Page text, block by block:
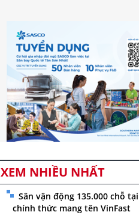
XEM NHIỀU NHẤT
Sân vận động 135.000 chỗ
chính thức mang tên VinFast